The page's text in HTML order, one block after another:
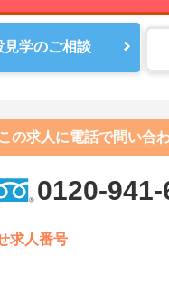
見学のご相談
この求人に電話で問い合
0120-941-
求人番号